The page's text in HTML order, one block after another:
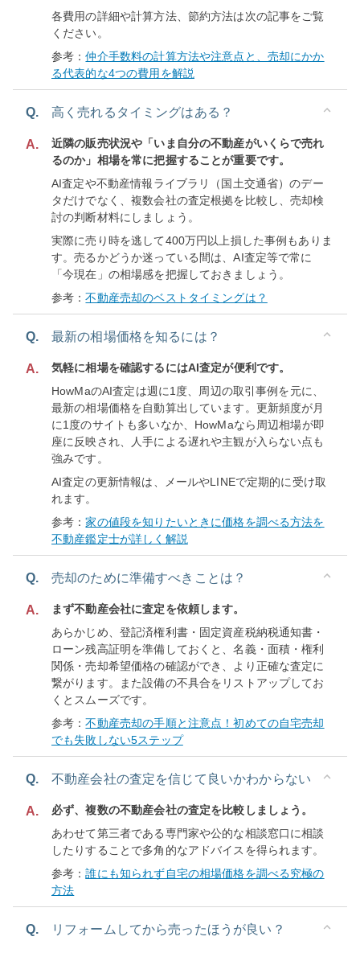
各費用の詳細や計算方法、節約方法は次の記事をご覧
ください。
参考：仲介手数料の計算方法や注意点と、売却にかか
る代表的な4つの費用を解説
Q. 高く売れるタイミングはある？
A.
近隣の販売状況や「いま自分の不動産がいくらで売れ
るのか」相場を常に把握することが重要です。
AI査定や不動産情報ライブラリ（国土交通省）のデー
タだけでなく、複数会社の査定根拠を比較し、売却検
討の判断材料にしましょう。
実際に売り時を逃して400万円以上損した事例もありま
す。売るかどうか迷っている間は、AI査定等で常に
「今現在」の相場感を把握しておきましょう。
参考：不動産売却のベストタイミングは？
Q. 最新の相場価格を知るには？
A.
気軽に相場を確認するにはAI査定が便利です。
HowMaのAI査定は週に1度、周辺の取引事例を元に、
最新の相場価格を自動算出しています。更新頻度が月
に1度のサイトも多いなか、HowMaなら周辺相場が即
座に反映され、人手による遅れや主観が入らない点も
強みです。
AI査定の更新情報は、メールやLINEで定期的に受け取
れます。
参考：家の値段を知りたいときに価格を調べる方法を
不動産鑑定士が詳しく解説
Q. 売却のために準備すべきことは？
A.
まず不動産会社に査定を依頼します。
あらかじめ、登記済権利書・固定資産税納税通知書・
ローン残高証明を準備しておくと、名義・面積・権利
関係・売却希望価格の確認ができ、より正確な査定に
繋がります。また設備の不具合をリストアップしてお
くとスムーズです。
参考：不動産売却の手順と注意点！初めての自宅売却
でも失敗しない5ステップ
Q. 不動産会社の査定を信じて良いかわからない
A.
必ず、複数の不動産会社の査定を比較しましょう。
あわせて第三者である専門家や公的な相談窓口に相談
したりすることで多角的なアドバイスを得られます。
参考：誰にも知られず自宅の相場価格を調べる究極の
方法
Q. リフォームしてから売ったほうが良い？